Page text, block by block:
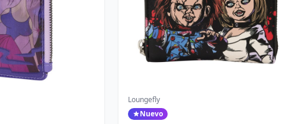
Loungefly
Nuevo